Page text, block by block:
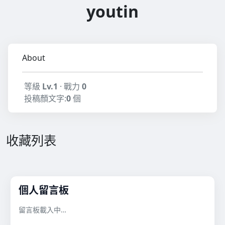
youtin
About
等級 Lv.1 · 戰力 0
投稿顏文字:0個
收藏列表
個人留言板
留言板載入中…